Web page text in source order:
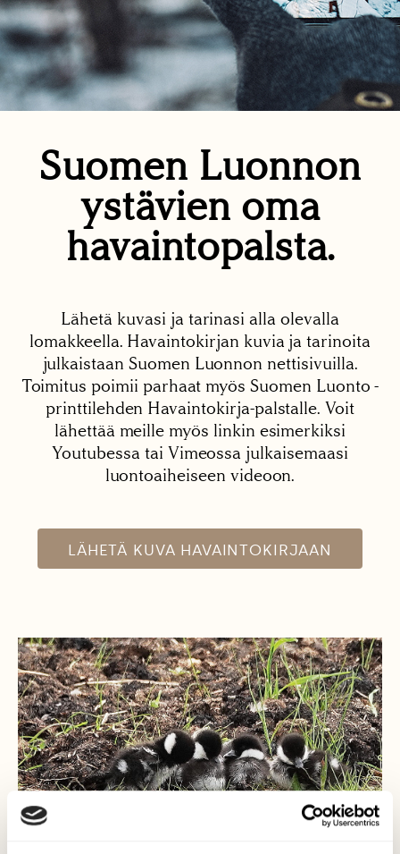
Suomen Luonnon
ystävien oma
havaintopalsta.
Lähetä kuvasi ja tarinasi alla olevalla
lomakkeella. Havaintokirjan kuvia ja tarinoita
julkaistaan Suomen Luonnon nettisivuilla.
Toimitus poimii parhaat myös Suomen Luonto -
printtilehden Havaintokirja-palstalle. Voit
lähettää meille myös linkin esimerkiksi
Youtubessa tai Vimeossa julkaisemaasi
luontoaiheiseen videoon.
LÄHETÄ KUVA HAVAINTOKIRJAAN